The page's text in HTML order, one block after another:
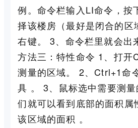
例。命令栏输入LI命令，按
择该楼房（最好是闭合的区
右键。 3、命令栏里就会出
方法三：特性命令 1、打开
测量的区域。 2、Ctrl+1命
具 。 3、鼠标选中需要测
们就可以看到底部的面积属
该区域的面积 。